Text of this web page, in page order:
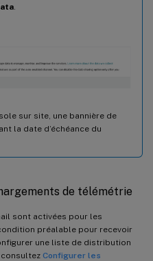
.
sur site, une bannière de
la date d’échéance du
de télémétrie
sont activées pour les
préalable pour recevoir
une liste de distribution
consultez Configurer les